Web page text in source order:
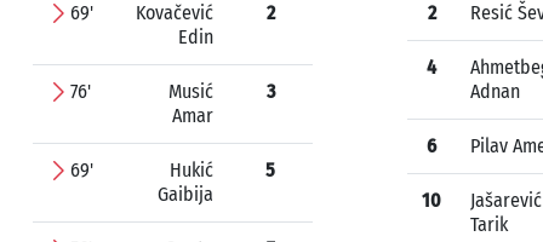
69'
Kovačević
Edin
2
76'
Musić
Amar
3
69'
Hukić
Gaibija
5
2 Resić
4
Adnan
6 Pilav
10
Jašarević
Tarik